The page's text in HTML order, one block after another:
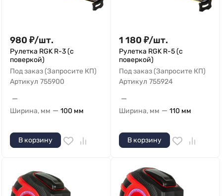
980 ₽/шт.
Рулетка RGK R-3 (с
поверкой)
Под заказ (Запросите КП)
Артикул 755900
—
Ширина, мм — 100 мм
В корзину
1 180 ₽/шт.
Рулетка RGK R-5 (с
поверкой)
Под заказ (Запросите КП)
Артикул 755924
—
Ширина, мм — 110 мм
В корзину